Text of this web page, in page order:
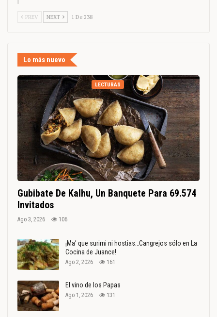
PREV NEXT 1 De 238
Lo más nuevo
LECTURAS
Gubibate De Kalhu, Un Banquete Para 69.574
Invitados
Ago 3, 2026 106
¡Ma’ que surimi ni hostias…Cangrejos sólo en La
Cocina de Juance!
Ago 2, 2026 161
El vino de los Papas
Ago 1, 2026 131